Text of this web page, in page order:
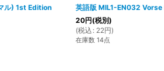
ル) 1st Edition
英語版 MIL1-EN032
20円(税別)
(税込 : 22円)
在庫数 14点